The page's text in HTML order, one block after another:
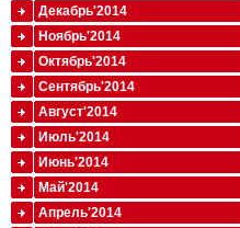
Декабрь'2014
Ноябрь'2014
Октябрь'2014
Сентябрь'2014
Август'2014
Июль'2014
Июнь'2014
Май'2014
Апрель'2014